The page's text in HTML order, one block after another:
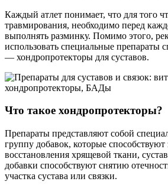
Каждый атлет понимает, что для того
травмирования, необходимо перед
выполнять разминку. Помимо этого,
использовать специальные препараты
— хондропротекторы для суставов.
Что такое хондропротекторы?
Препараты представляют собой
группу добавок, которые способствуют
восстановления хрящевой ткани,
добавки способствуют снятию
участка сустава или связки.